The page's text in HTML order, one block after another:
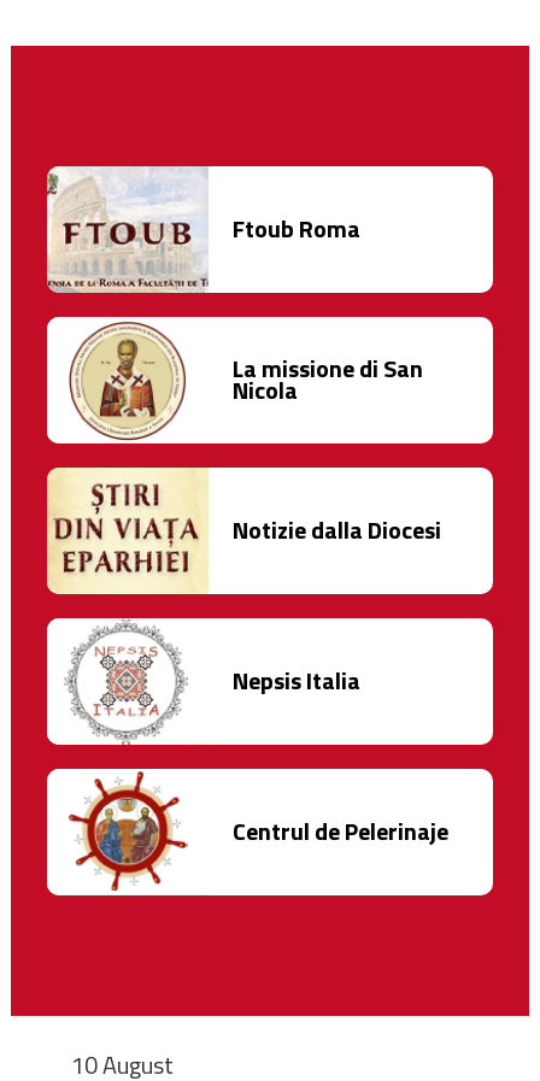
Ftoub Roma
La missione di San
Nicola
Notizie dalla Diocesi
Nepsis Italia
Centrul de Pelerinaje
10 August